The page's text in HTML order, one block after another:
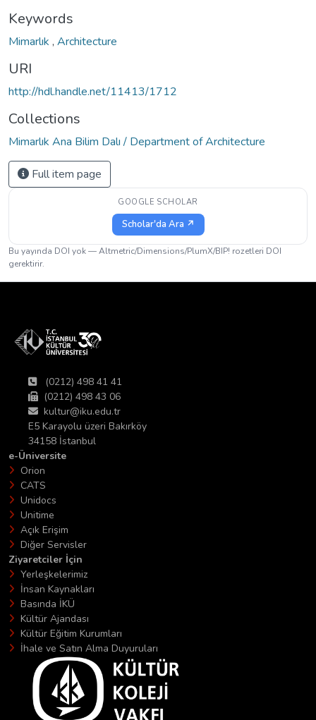
Keywords
Mimarlık , Architecture
URI
http://hdl.handle.net/11413/1712
Collections
Mimarlık Ana Bilim Dalı / Department of Architecture
Full item page
GOOGLE SCHOLAR
Scholar'da Ara ↗
Bu yayında DOI yok — Altmetric/Dimensions/PlumX/BIP! rozetleri DOI
gerektirir.
(0212) 498 41 41
(0212) 498 43 06
kultur@iku.edu.tr
E5 Karayolu üzeri Bakırköy
34158 İstanbul
e-Üniversite
Orion
CATS
Unidocs
Unitime
Açık Erişim
Diğer Servisler
Ziyaretciler İçin
Yerleşkelerimiz
İnsan Kaynakları
Basında İKÜ
Kültür Ajandası
Kültür Eğitim Kurumları
İhale ve Satın Alma Duyuruları